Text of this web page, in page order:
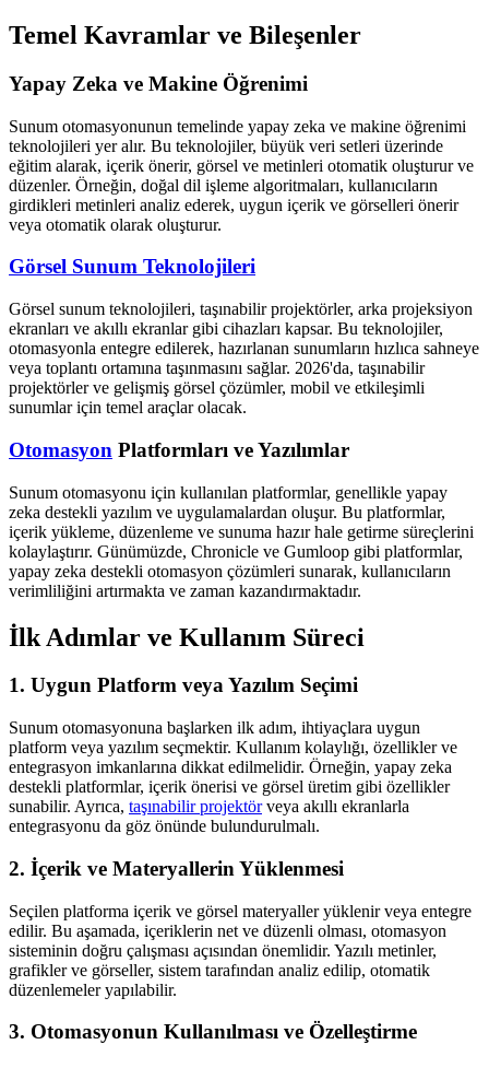
Temel Kavramlar ve Bileşenler
Yapay Zeka ve Makine Öğrenimi
Sunum otomasyonunun temelinde yapay zeka ve makine öğrenimi
teknolojileri yer alır. Bu teknolojiler, büyük veri setleri üzerinde
eğitim alarak, içerik önerir, görsel ve metinleri otomatik oluşturur ve
düzenler. Örneğin, doğal dil işleme algoritmaları, kullanıcıların
girdikleri metinleri analiz ederek, uygun içerik ve görselleri önerir
veya otomatik olarak oluşturur.
Görsel Sunum Teknolojileri
Görsel sunum teknolojileri, taşınabilir projektörler, arka projeksiyon
ekranları ve akıllı ekranlar gibi cihazları kapsar. Bu teknolojiler,
otomasyonla entegre edilerek, hazırlanan sunumların hızlıca sahneye
veya toplantı ortamına taşınmasını sağlar. 2026'da, taşınabilir
projektörler ve gelişmiş görsel çözümler, mobil ve etkileşimli
sunumlar için temel araçlar olacak.
Otomasyon Platformları ve Yazılımlar
Sunum otomasyonu için kullanılan platformlar, genellikle yapay
zeka destekli yazılım ve uygulamalardan oluşur. Bu platformlar,
içerik yükleme, düzenleme ve sunuma hazır hale getirme süreçlerini
kolaylaştırır. Günümüzde, Chronicle ve Gumloop gibi platformlar,
yapay zeka destekli otomasyon çözümleri sunarak, kullanıcıların
verimliliğini artırmakta ve zaman kazandırmaktadır.
İlk Adımlar ve Kullanım Süreci
1. Uygun Platform veya Yazılım Seçimi
Sunum otomasyonuna başlarken ilk adım, ihtiyaçlara uygun
platform veya yazılım seçmektir. Kullanım kolaylığı, özellikler ve
entegrasyon imkanlarına dikkat edilmelidir. Örneğin, yapay zeka
destekli platformlar, içerik önerisi ve görsel üretim gibi özellikler
sunabilir. Ayrıca, taşınabilir projektörveya akıllı ekranlarla
entegrasyonu da göz önünde bulundurulmalı.
2. İçerik ve Materyallerin Yüklenmesi
Seçilen platforma içerik ve görsel materyaller yüklenir veya entegre
edilir. Bu aşamada, içeriklerin net ve düzenli olması, otomasyon
sisteminin doğru çalışması açısından önemlidir. Yazılı metinler,
grafikler ve görseller, sistem tarafından analiz edilip, otomatik
düzenlemeler yapılabilir.
3. Otomasyonun Kullanılması ve Özelleştirme